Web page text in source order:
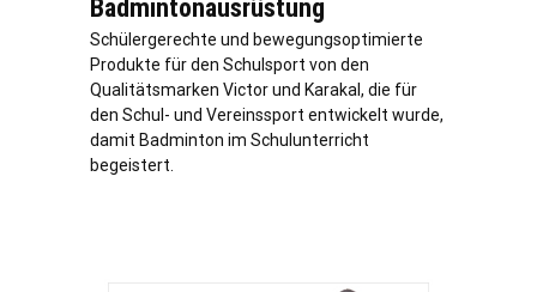
Badmintonausrüstung
Schülergerechte und bewegungsoptimierte
Produkte für den Schulsport von den
Qualitätsmarken Victor und Karakal, die für
den Schul- und Vereinssport entwickelt wurde,
damit Badminton im Schulunterricht
begeistert.